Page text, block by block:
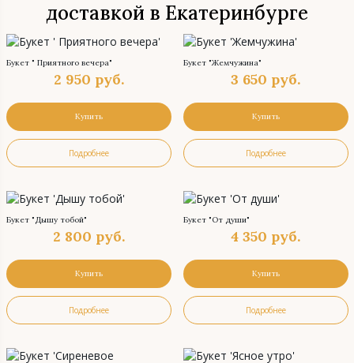
доставкой в Екатеринбурге
Букет " Приятного вечера"
2 950 руб.
Купить
Подробнее
Букет "Жемчужина"
3 650 руб.
Купить
Подробнее
Букет "Дышу тобой"
2 800 руб.
Купить
Подробнее
Букет "От души"
4 350 руб.
Купить
Подробнее